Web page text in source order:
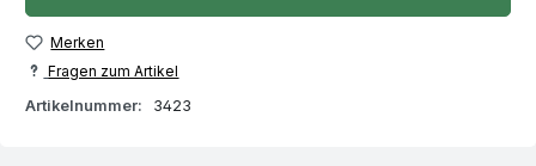
Merken
Fragen zum Artikel
Artikelnummer:
3423